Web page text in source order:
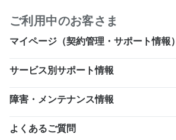
ご利用中のお客さま
マイページ（契約管理・サポート情報）
サービス別サポート情報
障害・メンテナンス情報
よくあるご質問